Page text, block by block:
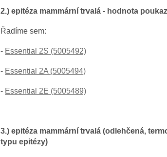
2.) epitéza mammární trvalá - hodnota
Řadíme sem:
- Essential 2S (5005492)
- Essential 2A (5005494)
- Essential 2E (5005489)
3.) epitéza mammární trvalá (odlehčená,
typu epitézy)